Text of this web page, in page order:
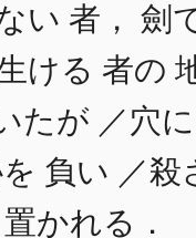
い 者， 劍
ける 者の
たが ／穴
負い ／殺
かれる．